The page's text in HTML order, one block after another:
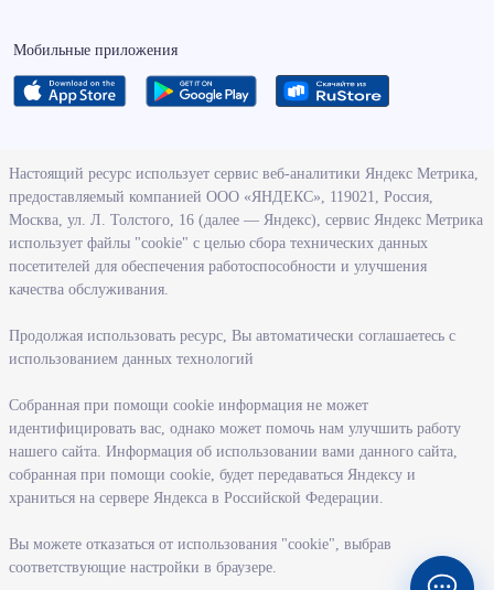
Мобильные приложения
О ведомстве
Деятельность министерства труда и социального развития
Новосибирской области
Контрольно-надзорная деятельность министерства
Государственные программы, реализуемые министерством
Службы и учреждения, подведомственные министерству
Поступление на государственную гражданскую службу
Информация
Регистрация в целях поиска работы
Меры государственной поддержки в сфере занятости населения
Состояние рынка труда
Настоящий ресурс использует сервис веб-аналитики Яндекс Метрика,
предоставляемый компанией ООО «ЯНДЕКС», 119021, Россия,
Москва, ул. Л. Толстого, 16 (далее — Яндекс), сервис Яндекс Метрика
использует файлы "cookie" с целью сбора технических данных
посетителей для обеспечения работоспособности и улучшения
качества обслуживания.
Продолжая использовать ресурс, Вы автоматически соглашаетесь с
использованием данных технологий
Собранная при помощи cookie информация не может
идентифицировать вас, однако может помочь нам улучшить работу
нашего сайта. Информация об использовании вами данного сайта,
собранная при помощи cookie, будет передаваться Яндексу и
храниться на сервере Яндекса в Российской Федерации.
Вы можете отказаться от использования "cookie", выбрав
соответствующие настройки в браузере.